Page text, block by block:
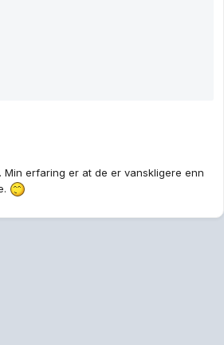
erfaring er at de er vanskligere enn